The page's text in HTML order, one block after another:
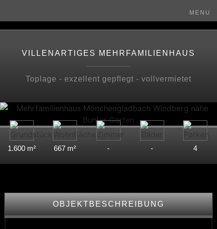
MENU
VILLENARTIGES MEHRFAMILIENHAUS
Toplage - exzellent gepflegt - vollvermietet
1.600 m² 667 m² - - 4
OBJEKTBESCHREIBUNG